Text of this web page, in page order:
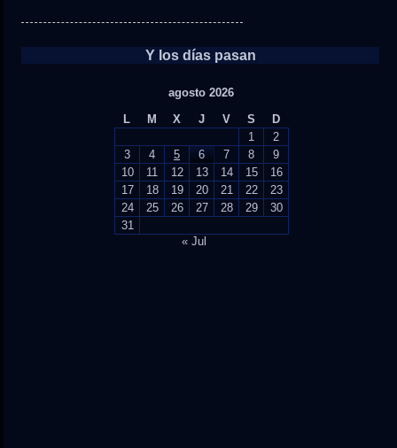
Y los días pasan
agosto 2026
L
M X J V S
D
1
2
3
4 5 6 7 8
9
10
11 12 13 14 15
16
17
18 19 20 21 22
23
24
25 26 27 28 29
30
31
« Jul